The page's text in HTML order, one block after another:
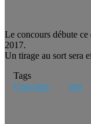
Le concours débute
2017.
Un tirage au sort sera
Tags
Concours
test